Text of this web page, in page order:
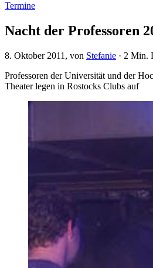
Termine
Nacht der Professoren
8. Oktober 2011 , von Stefanie · 2 Min.
Professoren der Universität und der
Theater legen in Rostocks Clubs auf